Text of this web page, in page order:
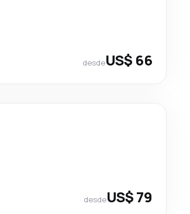
desdeUS$ 66
desdeUS$ 79